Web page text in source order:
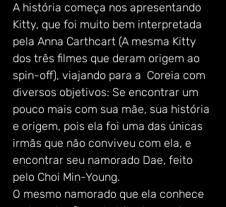
A história começa nos apresentando
Kitty, que foi muito bem interpretada
pela Anna Carthcart (A mesma Kitty
dos três filmes que deram origem ao
spin-off), viajando para a  Coreia com
diversos objetivos: Se encontrar um
pouco mais com sua mãe, sua história
e origem, pois ela foi uma das únicas
irmãs que não conviveu com ela, e
encontrar seu namorado Dae, feito
pelo Choi Min-Young.
O mesmo namorado que ela conhece